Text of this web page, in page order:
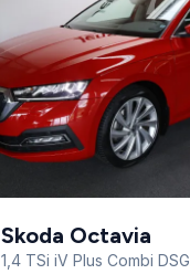
Skoda Octavia
1,4 TSi iV Plus Combi DSG